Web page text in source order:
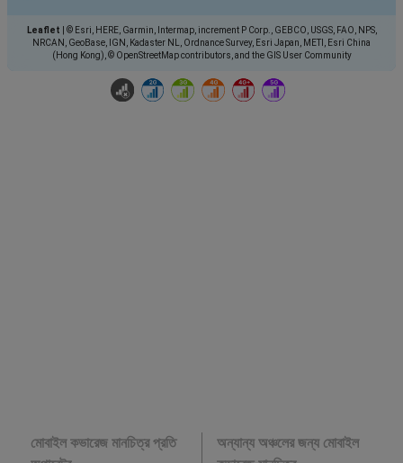
Leaflet
© Esri, HERE, Garmin, Intermap, increment P Corp., GEBCO, USGS, FAO, NPS,
NRCAN, GeoBase, IGN, Kadaster NL, Ordnance Survey, Esri Japan, METI, Esri China
(Hong Kong), © OpenStreetMap contributors, and the GIS User Community
মোবাইল কভারেজ মানচিত্র প্রতি
অন্যান্য অঞ্চলের জন্য মোবাইল